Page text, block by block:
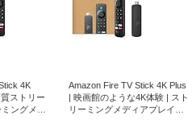
4K
ストリー
ングメデ
Amazon Fire TV Stick 4K Plus
| 映画館のような4K体験 | スト
リーミングメディアプレイヤ